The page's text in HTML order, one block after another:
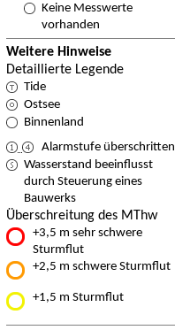
Keine Messwerte
vorhanden
Weitere Hinweise
Detaillierte Legende
Tide
Ostsee
Binnenland
Alarmstufe überschritten
Wasserstand beeinflusst
durch Steuerung eines
Bauwerks
Überschreitung des MThw
+3,5 m sehr schwere
Sturmflut
+2,5 m schwere Sturmflut
+1,5 m Sturmflut